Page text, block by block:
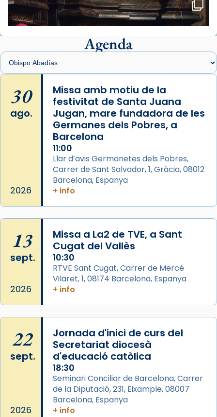
🔗tinyurl.com/cvu5jmbk
📸 J. Merino
de Barcelona.
2 weeks ago
Aquest dilluns, 27 de juliol, ha tingut lloc la
missa d’acció de gràcies en agraïment al
comitè organitzador de la visita apostòlica
del Sant Pare Lleó XIV a Barcelona, i als
col·laboradors, a la Catedral de Barcelona.
L’arquebisbe de Barcelona, el cardenal Joan
Josep Omella, ha presidit la missa i l’ha
concelebrat el bisbe auxiliar de Barcelona,
Mons. David Abadías.
📸 Dr. G. Simón
View on Facebook · Share
Arquebisbat de Barcelona
Memòria de les santes Juliana i
Semproniana, verges i màrtirs.
Acompanyant la història de sant Cugat, a
partir de l’Edat Mitjana sorgeix la tradició
que les santes Juliana (“relatiu a Júlia”) i
Semproniana (“relatiu a Semprònia =
eterna”) són deixebles seves. I l’any 1667, el
frare Joan Gaspar Roig, afirma en una obra
Agenda
30
ago.
2026
Missa amb motiu de la
festivitat de Santa Juana
Jugan, mare fundadora de les
Germanes dels Pobres, a
Barcelona
11:00
Llar d’avis Germanetes dels Pobres,
Carrer de Sant Salvador, 1, Gràcia, 08012
Barcelona, Espanya
+ info
13
sept.
2026
Missa a La2 de TVE, a Sant
Cugat del Vallès
10:30
RTVE Sant Cugat, Carrer de Mercé
Vilaret, 1, 08174 Barcelona, Espanya
+ info
22
sept.
2026
Jornada d'inici de curs del
Secretariat diocesà
d'educació catòlica
18:30
Seminari Conciliar de Barcelona, Carrer
de la Diputació, 231, Eixample, 08007
Barcelona, Espanya
+ info